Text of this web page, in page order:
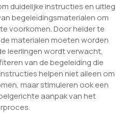
duidelijke instructies en uitleg
begeleidingsmaterialen om
voorkomen. Door helder te
materialen moeten worden
leerlingen wordt verwacht,
van de begeleiding die
helpen niet alleen om
maar stimuleren ook een
aanpak van het